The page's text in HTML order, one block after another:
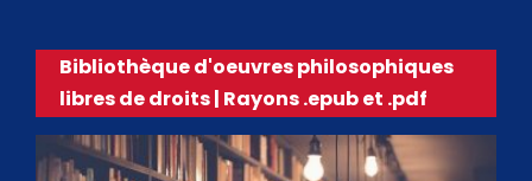
Bibliothèque d'oeuvres philosophiques
libres de droits | Rayons .epub et .pdf